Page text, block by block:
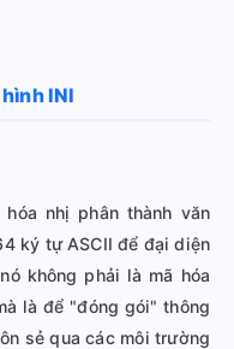
INI
nhị phân thành văn
ký tự ASCII để đại diện
không phải là mã hóa
là để "đóng gói" thông
sẻ qua các môi trường